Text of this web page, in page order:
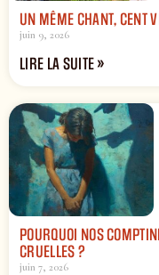
UN MÊME CHANT, CENT
juin 9, 2026
LIRE LA SUITE »
POURQUOI NOS
CRUELLES ?
juin 7, 2026